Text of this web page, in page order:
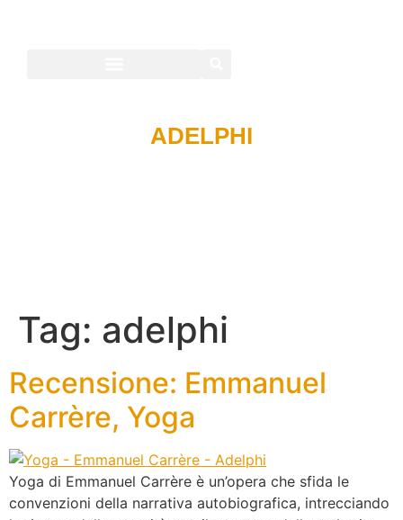
ADELPHI
Tag: adelphi
Recensione: Emmanuel
Carrère, Yoga
Yoga di Emmanuel Carrère è un’opera che sfida le
convenzioni della narrativa autobiografica, intrecciando